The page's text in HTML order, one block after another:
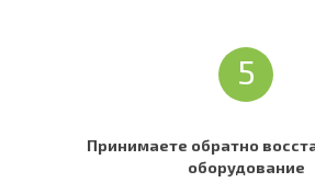
5
Принимаете обратно
оборудование